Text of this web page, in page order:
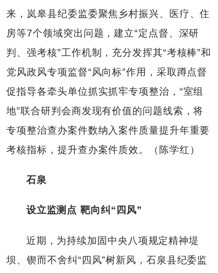
来，岚皋县纪委监委聚焦乡村振兴、医疗、住
房等7个领域突出问题，建立“定点督、深研
判、强考核”工作机制，充分发挥其“考核棒”和
党风政风专项监督“风向标”作用，采取蹲点督
促指导各牵头单位抓实抓牢专项整治，“室组
地”联合研判会商发现有价值的问题线索，将
专项整治查办案件数纳入案件质量提升年重要
考核指标，提升查办案件质效。（陈学红）
石泉
设立监测点 靶向纠“四风”
近期，为持续加固中央八项规定精神堤
坝、锲而不舍纠“四风”树新风，石泉县纪委监